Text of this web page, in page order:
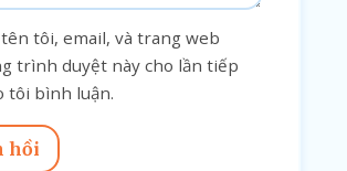
tôi, email, và trang web
trình duyệt này cho lần tiếp
tôi bình luận.
hồi